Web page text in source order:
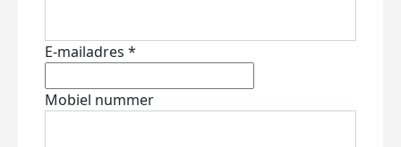
E-mailadres *
Mobiel nummer